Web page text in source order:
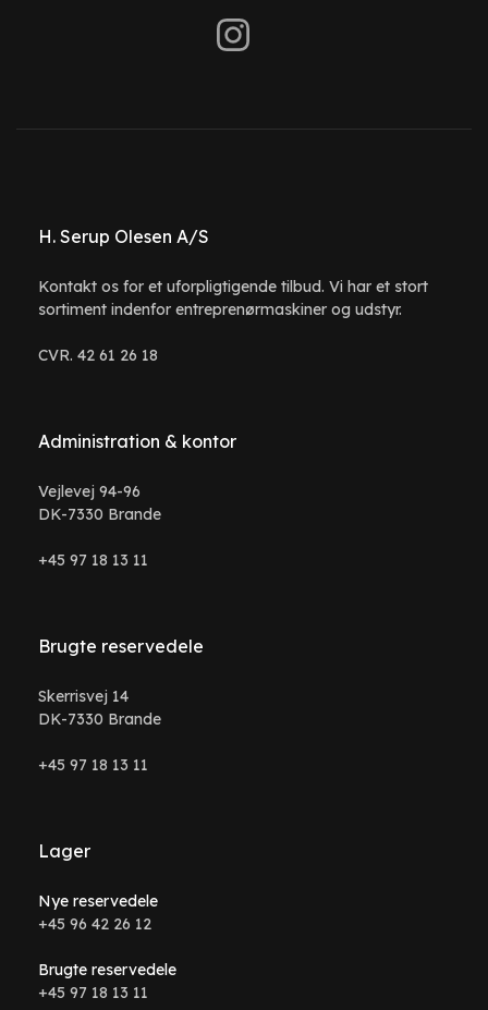
H. Serup Olesen A/S
Kontakt os for et uforpligtigende tilbud. Vi har et stort
sortiment indenfor entreprenørmaskiner og udstyr.
CVR. 42 61 26 18
Administration & kontor
Vejlevej 94-96
DK-7330 Brande
+45 97 18 13 11
Brugte reservedele
Skerrisvej 14
DK-7330 Brande
+45 97 18 13 11
Lager
Nye reservedele
+45 96 42 26 12
Brugte reservedele
+45 97 18 13 11